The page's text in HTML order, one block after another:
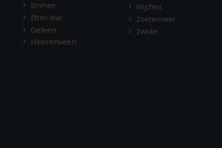
Emmen
Etten-leur
Geleen
Heerenveen
Wijchen
Zoetermeer
Zwolle